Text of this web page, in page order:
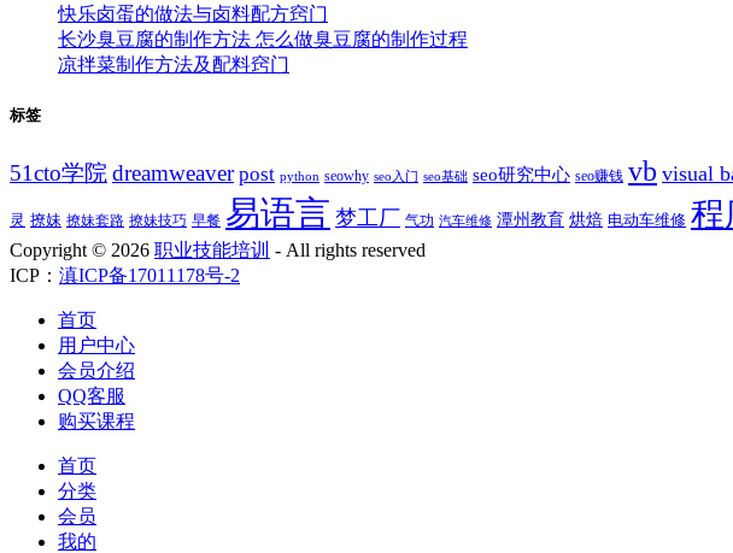
快乐卤蛋的做法与卤料配方窍门
长沙臭豆腐的制作方法 怎么做臭豆腐的制作过程
凉拌菜制作方法及配料窍门
标签
51cto学院dreamweaver post python seowhy seo入门 seo基础 seo研究中心 seo赚钱 vb visual
灵 撩妹 撩妹套路 撩妹技巧 早餐 易语言 梦工厂 气功 汽车维修 潭州教育 烘焙 电动车维修 程
Copyright © 2026 职业技能培训 - All rights reserved
ICP： 滇ICP备17011178号-2
首页
用户中心
会员介绍
QQ客服
购买课程
首页
分类
会员
我的